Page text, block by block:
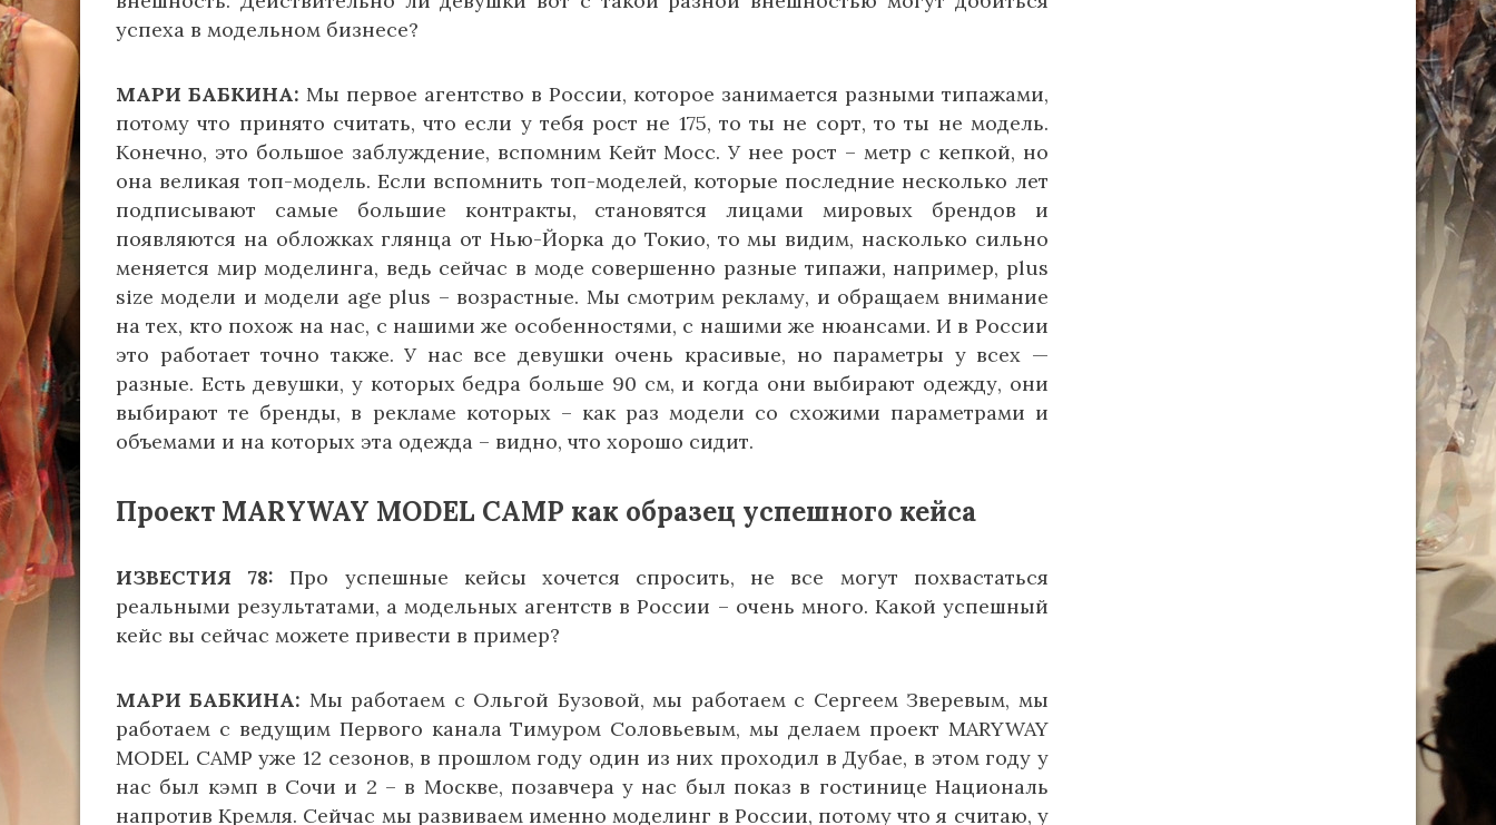
успеха в модельном бизнесе?
МАРИ БАБКИНА: Мы первое агентство в России, которое занимается разными типажами,
потому что принято считать, что если у тебя рост не 175, то ты не сорт, то ты не модель.
Конечно, это большое заблуждение, вспомним Кейт Мосс. У нее рост – метр с кепкой, но
она великая топ-модель. Если вспомнить топ-моделей, которые последние несколько лет
подписывают самые большие контракты, становятся лицами мировых брендов и
появляются на обложках глянца от Нью-Йорка до Токио, то мы видим, насколько сильно
меняется мир моделинга, ведь сейчас в моде совершенно разные типажи, например, plus
size модели и модели age plus – возрастные. Мы смотрим рекламу, и обращаем внимание
на тех, кто похож на нас, с нашими же особенностями, с нашими же нюансами. И в России
это работает точно также. У нас все девушки очень красивые, но параметры у всех —
разные. Есть девушки, у которых бедра больше 90 см, и когда они выбирают одежду, они
выбирают те бренды, в рекламе которых – как раз модели со схожими параметрами и
объемами и на которых эта одежда – видно, что хорошо сидит.
Проект MARYWAY MODEL CAMP как образец успешного кейса
ИЗВЕСТИЯ 78: Про успешные кейсы хочется спросить, не все могут похвастаться
реальными результатами, а модельных агентств в России – очень много. Какой успешный
кейс вы сейчас можете привести в пример?
МАРИ БАБКИНА: Мы работаем с Ольгой Бузовой, мы работаем с Сергеем Зверевым, мы
работаем с ведущим Первого канала Тимуром Соловьевым, мы делаем проект MARYWAY
MODEL CAMP уже 12 сезонов, в прошлом году один из них проходил в Дубае, в этом году у
нас был кэмп в Сочи и 2 – в Москве, позавчера у нас был показ в гостинице Националь
напротив Кремля. Сейчас мы развиваем именно моделинг в России, потому что я считаю, у